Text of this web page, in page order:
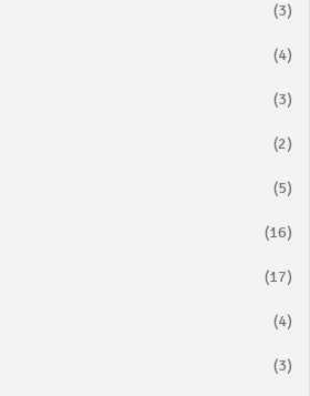
(3)
(4)
(3)
(2)
(5)
(16)
(17)
(4)
(3)